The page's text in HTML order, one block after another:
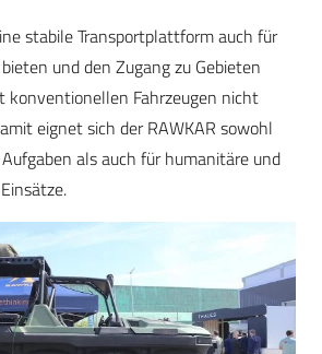
stabile Transportplattform auch für
und den Zugang zu Gebieten
konventionellen Fahrzeugen nicht
eignet sich der RAWKAR sowohl
als auch für humanitäre und